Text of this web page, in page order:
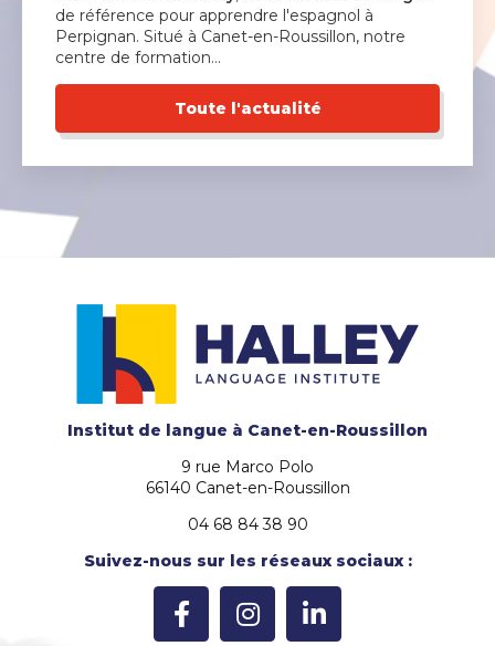
de référence pour apprendre l'espagnol à
Perpignan. Situé à Canet-en-Roussillon, notre
centre de formation…
Toute l'actualité
Institut de langue à Canet-en-Roussillon
9 rue Marco Polo
66140 Canet-en-Roussillon
04 68 84 38 90
Suivez-nous sur les réseaux sociaux :